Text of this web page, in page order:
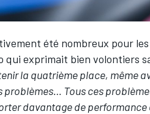
été nombreux pour les
qui exprimait bien volontiers
la quatrième place, même
problèmes… Tous ces
davantage de performance